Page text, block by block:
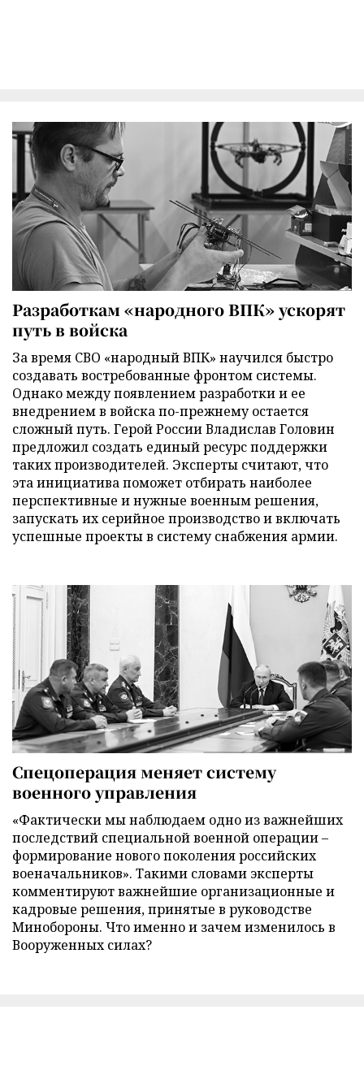
Разработкам «народного ВПК» ускорят
путь в войска
За время СВО «народный ВПК» научился быстро
создавать востребованные фронтом системы.
Однако между появлением разработки и ее
внедрением в войска по-прежнему остается
сложный путь. Герой России Владислав Головин
предложил создать единый ресурс поддержки
таких производителей. Эксперты считают, что
эта инициатива поможет отбирать наиболее
перспективные и нужные военным решения,
запускать их серийное производство и включать
успешные проекты в систему снабжения армии.
Спецоперация меняет систему
военного управления
«Фактически мы наблюдаем одно из важнейших
последствий специальной военной операции –
формирование нового поколения российских
военачальников». Такими словами эксперты
комментируют важнейшие организационные и
кадровые решения, принятые в руководстве
Минобороны. Что именно и зачем изменилось в
Вооруженных силах?